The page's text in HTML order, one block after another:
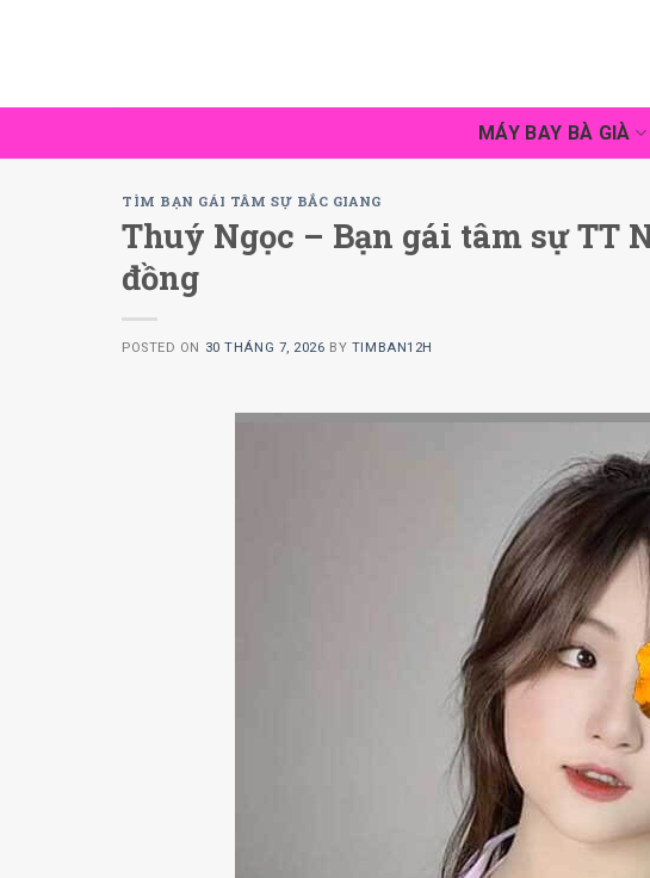
MÁY BAY BÀ GIÀ
TÌM BẠN GÁI TÂM SỰ BẮC GIANG
Thuý Ngọc – Bạn gái tâm sự TT
đồng
POSTED ON 30 THÁNG 7, 2026 BY TIMBAN12H